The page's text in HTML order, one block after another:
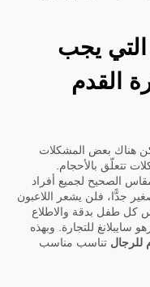
يجب
القدم
هناك بعض المشكلات
تتعلّق بالأحجام.
الصحيح لجميع أفراد
جدًّا، فلن يشعر اللاعبون
كل طفل بدقة والاطلاع
للتجارة. وبهذه
تناسب مناسب